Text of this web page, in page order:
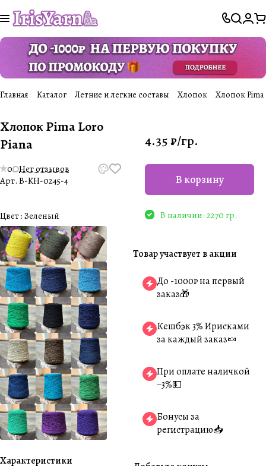
Главная Каталог Летние и легкие составы Хлопок Хлопок Pima
Хлопок Pima Loro
Piana
0 Нет отзывов
Арт. B-KH-0245-4
Цвет : Зеленый
Характеристики
4.35 ₽/гр.
В корзину
В наличии: 2270 гр.
Товар участвует в акции
До -1000₽ на первый
заказ🎁
Кешбэк 3% Ирисками
за каждый заказ🍬
При оплате наличкой
−3%💵
Бонусы за
регистрацию📥